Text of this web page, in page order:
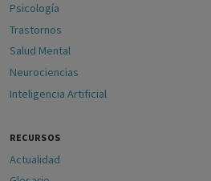
Psicología
Trastornos
Salud Mental
Neurociencias
Inteligencia Artificial
RECURSOS
Actualidad